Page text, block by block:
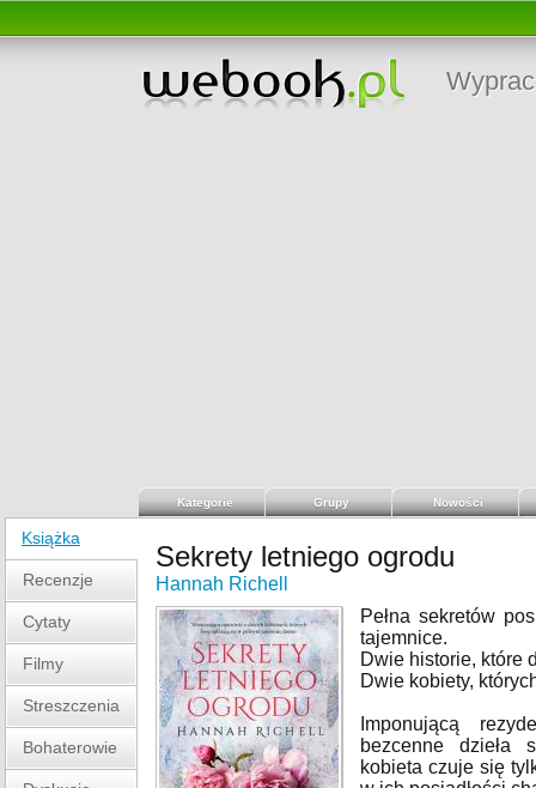
Kategorie Grupy Nowości
Książka
Recenzje
Cytaty
Filmy
Streszczenia
Bohaterowie
Sekrety letniego ogrodu
Hannah Richell
Pełna sekretów
tajemnice.
Dwie historie, które
Dwie kobiety,
Imponującą
bezcenne dzieła
kobieta czuje się